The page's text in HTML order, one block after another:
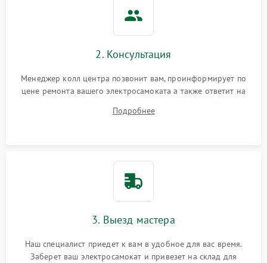
2. Консультация
Менеджер колл центра позвонит вам, проинформирует по
цене ремонта вашего электросамоката а также ответит на
Подробнее
3. Выезд мастера
Наш специалист приедет к вам в удобное для вас время.
Заберет ваш электросамокат и привезет на склад для